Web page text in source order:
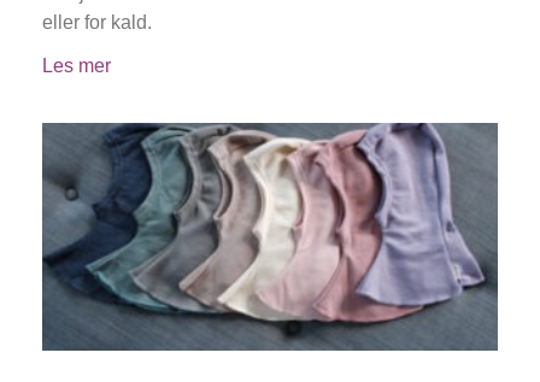
eller for kald.
Les mer